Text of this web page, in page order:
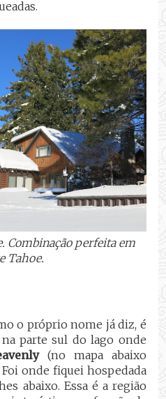
Combinação perfeita em
Tahoe.
o próprio nome já diz, é
parte sul do lago onde
(no mapa abaixo
onde fiquei hospedada
abaixo. Essa é a região